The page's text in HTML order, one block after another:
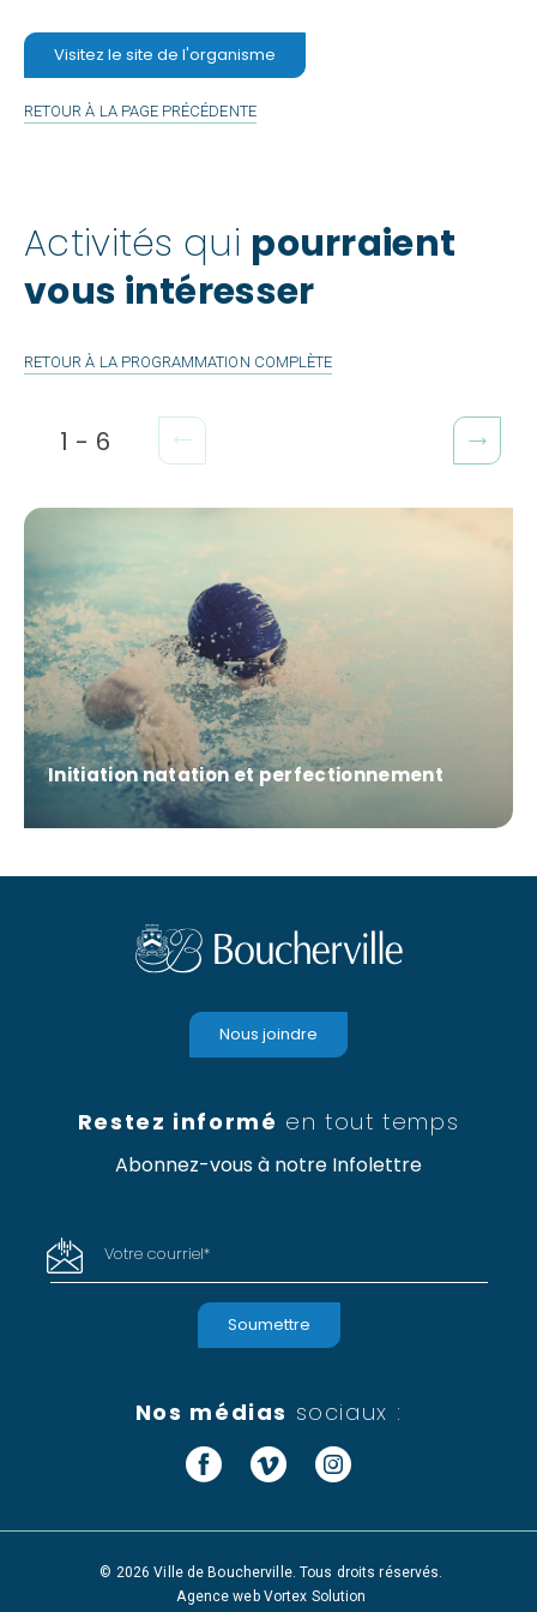
Visitez le site de l'organisme
RETOUR À LA PAGE PRÉCÉDENTE
Activités qui pourraient
vous intéresser
RETOUR À LA PROGRAMMATION COMPLÈTE
1 - 6
Initiation natation et perfectionnement
Restez informé en tout temps
Abonnez-vous à notre Infolettre
Votre courriel*
Nous joindre
Nos médias sociaux :
Facebook
VimeoInstagram
© 2026 Ville de Boucherville. Tous droits réservés.
Agence web Vortex Solution